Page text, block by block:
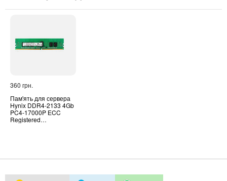
360 грн.
Пам'ять для сервера
Hynix DDR4-2133 4Gb
PC4-17000P ECC
Registered